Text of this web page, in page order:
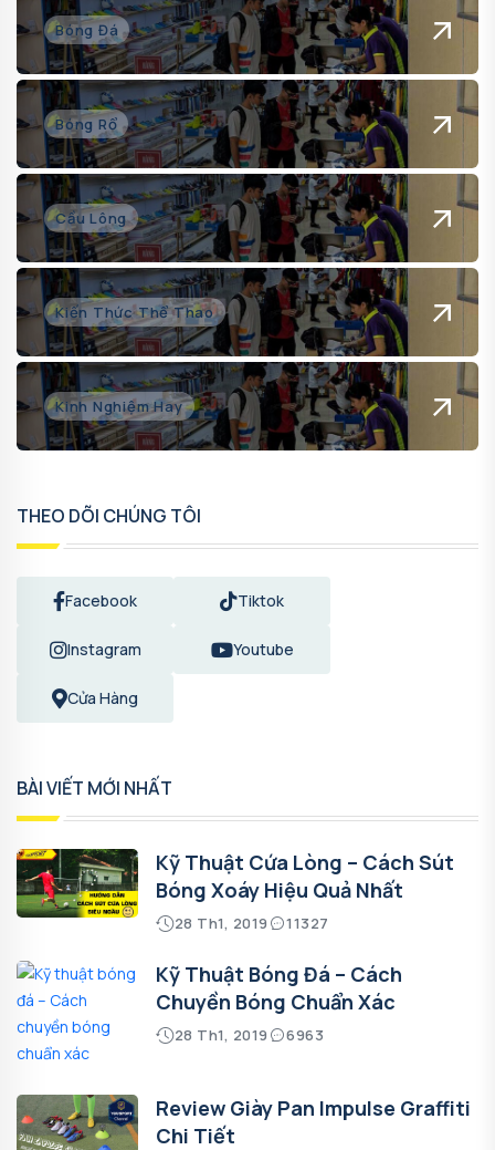
Bóng Đá
Bóng Rổ
Cầu Lông
Kiến Thức Thể Thao
Kinh Nghiệm Hay
THEO DÕI CHÚNG TÔI
Facebook Tiktok
Instagram Youtube
Cửa Hàng
BÀI VIẾT MỚI NHẤT
Kỹ Thuật Cứa Lòng – Cách Sút
Bóng Xoáy Hiệu Quả Nhất
28 Th1, 2019 11327
Kỹ Thuật Bóng Đá – Cách
Chuyền Bóng Chuẩn Xác
28 Th1, 2019 6963
Review Giày Pan Impulse Graffiti
Chi Tiết